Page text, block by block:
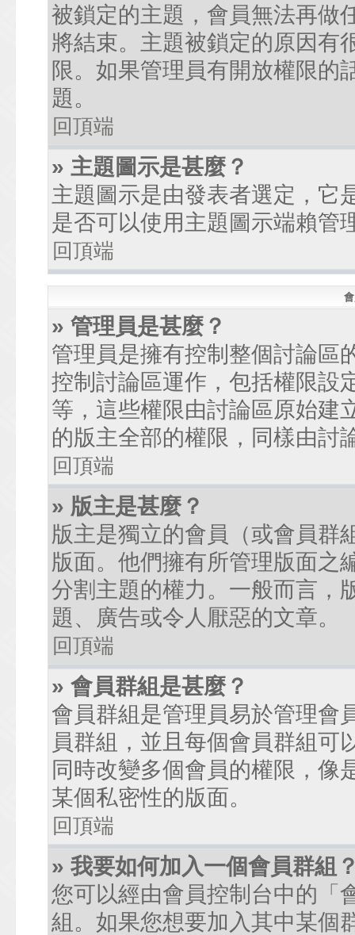
被鎖定的主題，會員無法再做
將結束。主題被鎖定的原因有
限。如果管理員有開放權限的
題。
回頂端
» 主題圖示是甚麼？
主題圖示是由發表者選定，它
是否可以使用主題圖示端賴管
回頂端
» 管理員是甚麼？
管理員是擁有控制整個討論區
控制討論區運作，包括權限設
等，這些權限由討論區原始建
的版主全部的權限，同樣由討
回頂端
» 版主是甚麼？
版主是獨立的會員（或會員群
版面。他們擁有所管理版面之
分割主題的權力。一般而言，
題、廣告或令人厭惡的文章。
回頂端
» 會員群組是甚麼？
會員群組是管理員易於管理會
員群組，並且每個會員群組可
同時改變多個會員的權限，像
某個私密性的版面。
回頂端
» 我要如何加入一個會員群組
您可以經由會員控制台中的「
組。如果您想要加入其中某個